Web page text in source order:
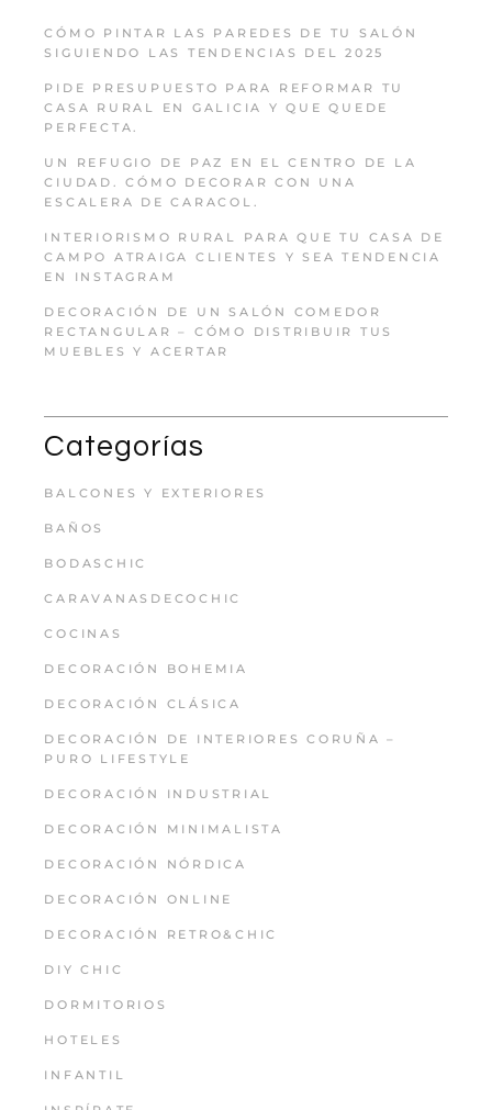
CÓMO PINTAR LAS PAREDES DE TU SALÓN
SIGUIENDO LAS TENDENCIAS DEL 2025
PIDE PRESUPUESTO PARA REFORMAR TU
CASA RURAL EN GALICIA Y QUE QUEDE
PERFECTA.
UN REFUGIO DE PAZ EN EL CENTRO DE LA
CIUDAD. CÓMO DECORAR CON UNA
ESCALERA DE CARACOL.
INTERIORISMO RURAL PARA QUE TU CASA DE
CAMPO ATRAIGA CLIENTES Y SEA TENDENCIA
EN INSTAGRAM
DECORACIÓN DE UN SALÓN COMEDOR
RECTANGULAR – CÓMO DISTRIBUIR TUS
MUEBLES Y ACERTAR
Categorías
BALCONES Y EXTERIORES
BAÑOS
BODASCHIC
CARAVANASDECOCHIC
COCINAS
DECORACIÓN BOHEMIA
DECORACIÓN CLÁSICA
DECORACIÓN DE INTERIORES CORUÑA –
PURO LIFESTYLE
DECORACIÓN INDUSTRIAL
DECORACIÓN MINIMALISTA
DECORACIÓN NÓRDICA
DECORACIÓN ONLINE
DECORACIÓN RETRO&CHIC
DIY CHIC
DORMITORIOS
HOTELES
INFANTIL